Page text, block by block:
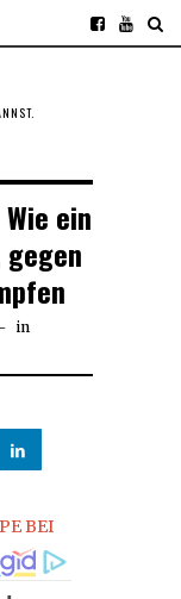
ein
in
BEI